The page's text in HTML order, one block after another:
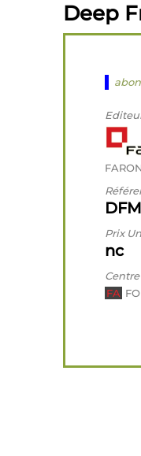
Deep
Prix
nc
Centre
FA